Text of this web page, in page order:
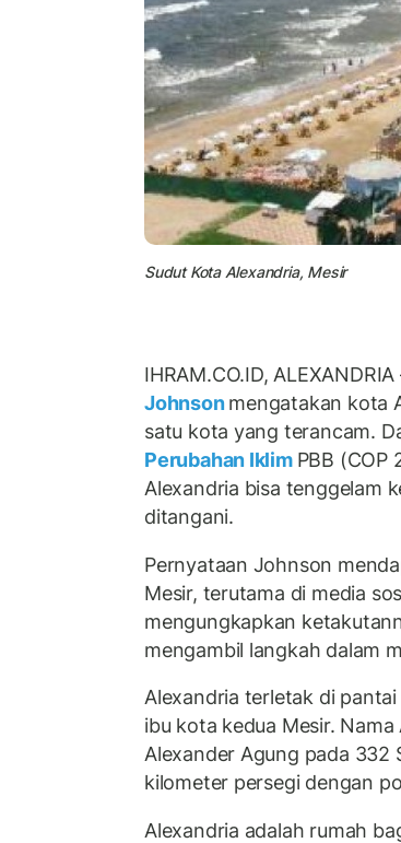
Sudut Kota Alexandria, Mesir
IHRAM.CO.ID,
Johnsonmengatakan kota
satu kota yang terancam.
Perubahan Iklim PBB (COP
Alexandria bisa tenggelam
ditangani.
Pernyataan Johnson
Mesir, terutama di media
mengungkapkan
mengambil langkah dalam
Alexandria terletak di
ibu kota kedua Mesir.
Alexander Agung pada 332
kilometer persegi dengan
Alexandria adalah rumah